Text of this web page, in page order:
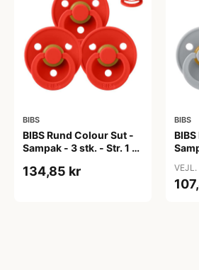
BIBS
BIBS Rund Colour Sut -
Sampak - 3 stk. - Str. 1 -
134,85 kr
BIBS
VEJL.